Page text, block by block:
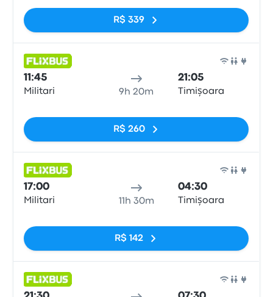
R$ 339
11:45
Militari 9h 20m
21:05
Timișoara
R$ 260
17:00
Militari 11h 30m
04:30
Timișoara
R$ 142